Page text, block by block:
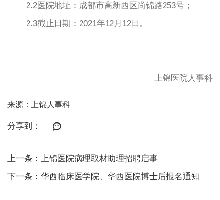
2.2医院地址：成都市高新西区尚锦路253号；
2.3截止日期：2021年12月12日。
上锦医院人事科
来源：上锦人事科
分享到：
上一条：上锦医院病理取材助理招聘启事
下一条：华西临床医学院、华西医院博士后报名通知